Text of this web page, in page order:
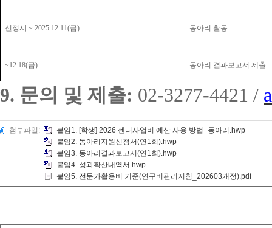
선정시 ~ 2025.12.11(금) 동아리 활동
~12.18(금) 동아리 결과보고서 제출
9. 문의 및 제출: 02-3277-4421 /
첨부파일:
붙임1. [학생] 2026 센터사업비 예산 사용 방법_동아리.hwp
붙임2. 동아리지원신청서(연1회).hwp
붙임3. 동아리결과보고서(연1회).hwp
붙임4. 성과확산내역서.hwp
붙임5. 전문가활용비 기준(연구비관리지침_202603개정).pdf